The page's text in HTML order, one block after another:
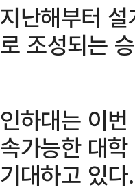
지난해부터
로 조성되는
인하대는 이
속가능한 대
기대하고 있다.